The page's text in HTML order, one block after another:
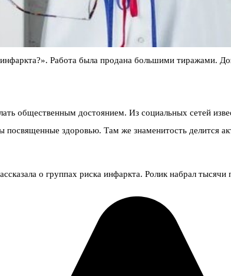
Работа была продана большими тиражами.
общественным достоянием. Из социальных сетей
посвященные здоровью. Там же знаменитость делится
о группах риска инфаркта. Ролик набрал